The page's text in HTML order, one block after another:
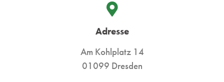
Adresse
Am Kohlplatz 14
01099 Dresden